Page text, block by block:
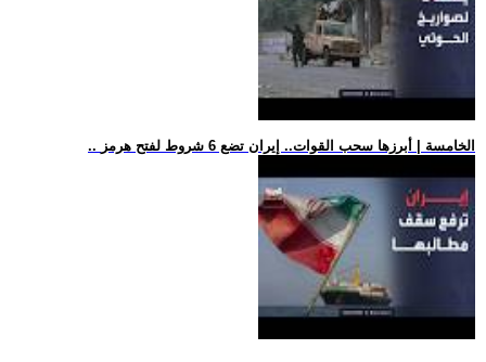
.. الخامسة | أبرزها سحب القوات.. إيران تضع 6 شروط لفتح هرمز